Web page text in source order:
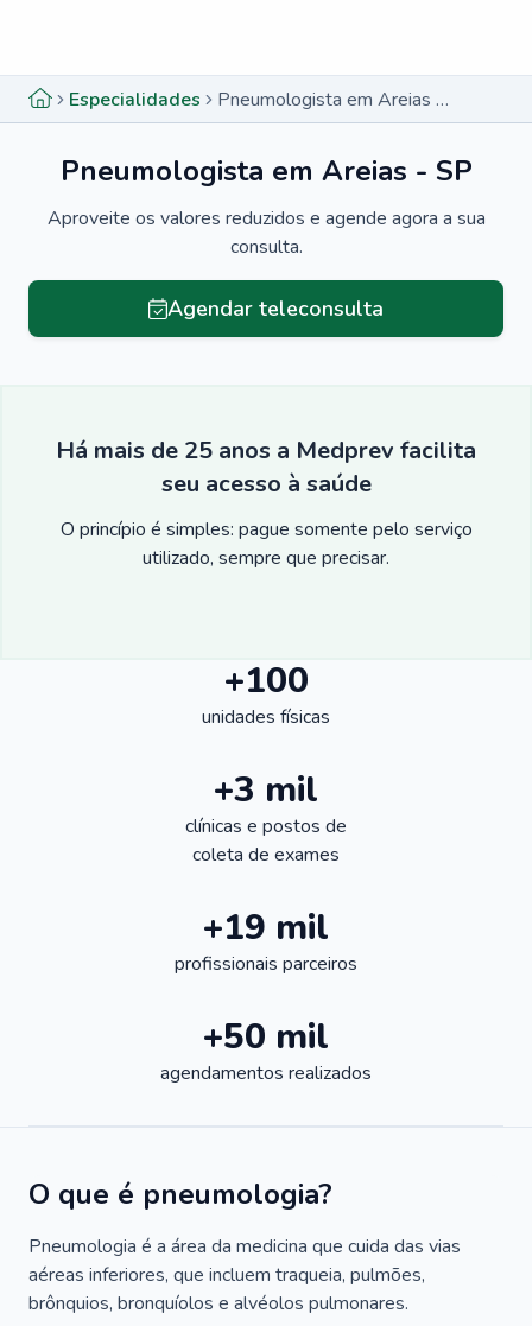
Especialidades Pneumologista em Areias - SP
Pneumologista em Areias - SP
Aproveite os valores reduzidos e agende agora a sua
consulta.
Agendar teleconsulta
Há mais de 25 anos a Medprev facilita
seu acesso à saúde
O princípio é simples: pague somente pelo serviço
utilizado, sempre que precisar.
+100
unidades físicas
+3 mil
clínicas e postos de
coleta de exames
+19 mil
profissionais parceiros
+50 mil
agendamentos realizados
O que é pneumologia?
Pneumologia é a área da medicina que cuida das vias
aéreas inferiores, que incluem traqueia, pulmões,
brônquios, bronquíolos e alvéolos pulmonares.